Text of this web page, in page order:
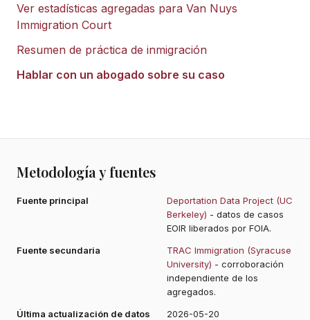
Ver estadísticas agregadas para Van Nuys
Immigration Court
Resumen de práctica de inmigración
Hablar con un abogado sobre su caso
Metodología y fuentes
Fuente principal
Deportation Data Project (UC
Berkeley) - datos de casos
EOIR liberados por FOIA.
Fuente secundaria
TRAC Immigration (Syracuse
University) - corroboración
independiente de los
agregados.
Última actualización de datos
2026-05-20